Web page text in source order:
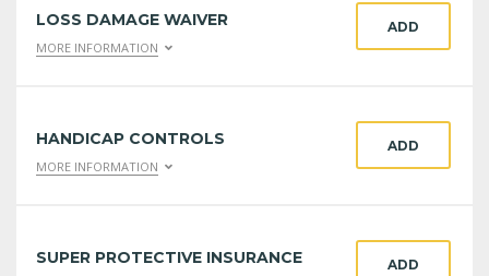
LOSS DAMAGE WAIVER
MORE INFORMATION
ADD
HANDICAP CONTROLS
MORE INFORMATION
ADD
SUPER PROTECTIVE INSURANCE ADD